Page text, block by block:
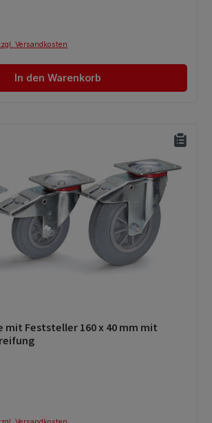
Versandkosten
In den Warenkorb
Bewertung von 0 von 5 Sternen
mit Feststeller 160 x 40 mm mit